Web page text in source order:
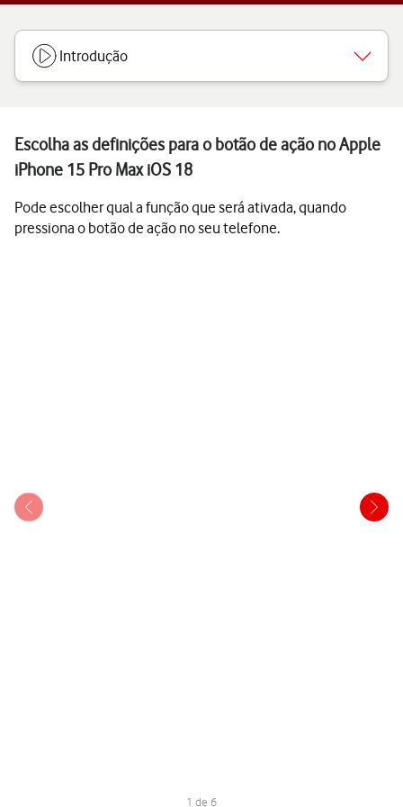
Introdução
Escolha as definições para o botão de ação no Apple
iPhone 15 Pro Max iOS 18
Pode escolher qual a função que será ativada, quando
pressiona o botão de ação no seu telefone.
1 de 6